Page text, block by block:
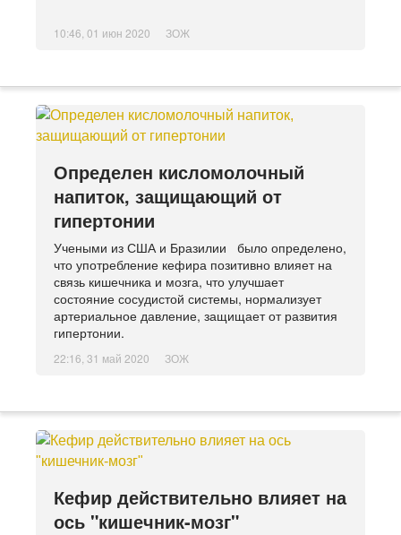
10:46, 01 июн 2020 ЗОЖ
Определен кисломолочный
напиток, защищающий от
гипертонии
Учеными из США и Бразилии было определено,
что употребление кефира позитивно влияет на
связь кишечника и мозга, что улучшает
состояние сосудистой системы, нормализует
артериальное давление, защищает от развития
гипертонии.
22:16, 31 май 2020 ЗОЖ
Кефир действительно влияет на
ось "кишечник-мозг"